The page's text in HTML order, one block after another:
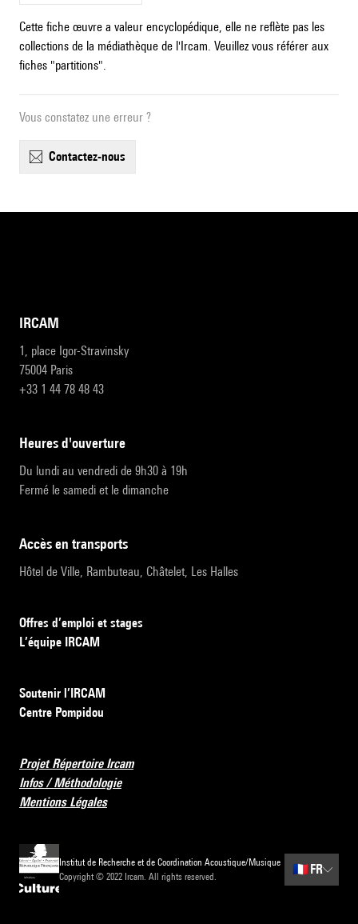
Cette fiche œuvre a valeur encyclopédique, elle ne reflète pas les
collections de la médiathèque de l'Ircam. Veuillez vous référer aux
fiches "partitions".
Vous constatez une erreur ?
contactez-nous
IRCAM
1, place Igor-Stravinsky
75004 Paris
+33 1 44 78 48 43
heures d'ouverture
Du lundi au vendredi de 9h30 à 19h
Fermé le samedi et le dimanche
accès en transports
Hôtel de Ville, Rambuteau, Châtelet, Les Halles
Offres d’emploi et stages
L’équipe IRCAM
Soutenir l’IRCAM
Centre Pompidou
Projet Répertoire Ircam
Infos / Méthodologie
Mentions Légales
Institut de Recherche et de Coordination Acoustique/Musique
Copyright © 2022 Ircam. All rights reserved.
🇫🇷 FR